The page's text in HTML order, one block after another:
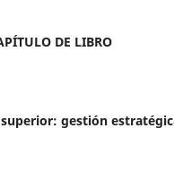
DE LIBRO
superior: gestión